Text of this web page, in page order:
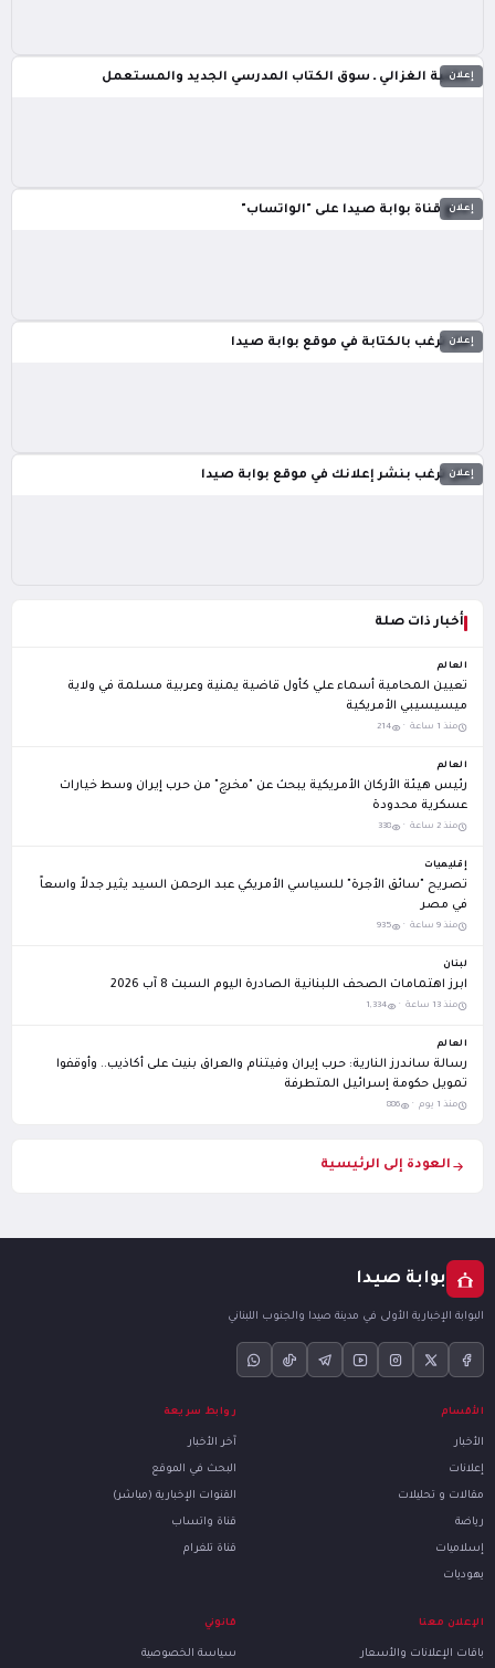
إعلان
مكتبة الغزالي ـ سوق الكتاب المدرسي الجديد والمستعمل
إعلان
تابع قناة بوابة صيدا على "الواتساب"
إعلان
هل ترغب بالكتابة في موقع بوابة صيدا
إعلان
هل ترغب بنشر إعلانك في موقع بوابة صيدا
أخبار ذات صلة
العالم
تعيين المحامية أسماء علي كأول قاضية يمنية وعربية مسلمة في ولاية
ميسيسيبي الأمريكية
منذ 1 ساعة · 214
العالم
رئيس هيئة الأركان الأمريكية يبحث عن "مخرج" من حرب إيران وسط خيارات
عسكرية محدودة
منذ 2 ساعة · 338
إقليميات
تصريح "سائق الأجرة" للسياسي الأمريكي عبد الرحمن السيد يثير جدلاً واسعاً
في مصر
منذ 9 ساعة · 935
لبنان
ابرز اهتمامات الصحف اللبنانية الصادرة اليوم السبت 8 آب 2026
منذ 13 ساعة · 1,334
العالم
رسالة ساندرز النارية: حرب إيران وفيتنام والعراق بنيت على أكاذيب.. وأوقفوا
تمويل حكومة إسرائيل المتطرفة
منذ 1 يوم · 886
العودة إلى الرئيسية
بوابة صيدا
البوابة الإخبارية الأولى في مدينة صيدا والجنوب اللبناني
الأقسام
الأخبار
إعلانات
مقالات و تحليلات
رياضة
إسلاميات
يهوديات
روابط سريعة
آخر الأخبار
البحث في الموقع
القنوات الإخبارية (مباشر)
قناة واتساب
قناة تلغرام
الإعلان معنا
باقات الإعلانات والأسعار
قانوني
سياسة الخصوصية